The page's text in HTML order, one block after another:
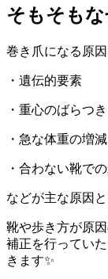
そもそも
巻き爪になる原因
・遺伝的要素
・重心のばらつき
・急な体重の増減
・合わない靴で
などが主な原因
靴や歩き方が原
補正を行ってい
きます✨